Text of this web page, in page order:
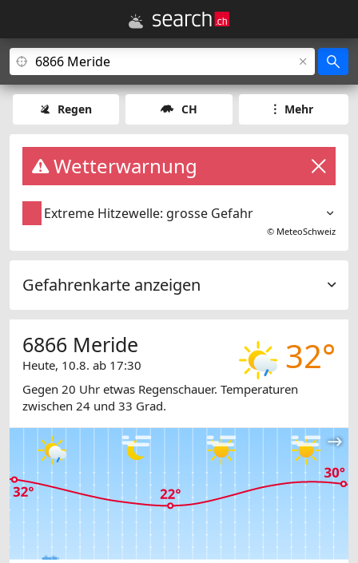
Regen CH Mehr
Wetterwarnung
Extreme Hitzewelle: grosse Gefahr
© MeteoSchweiz
Gefahrenkarte anzeigen
32°
6866 Meride
Heute, 10.8. ab 17:30
Gegen 20 Uhr etwas Regenschauer. Temperaturen
zwischen 24 und 33 Grad.